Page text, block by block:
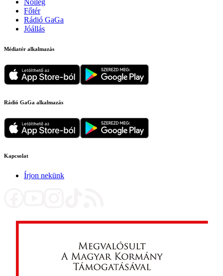
Nőileg
Főtér
Rádió GaGa
Jóállás
Médiatér alkalmazás
Rádió GaGa alkalmazás
Kapcsolat
Írjon nekünk